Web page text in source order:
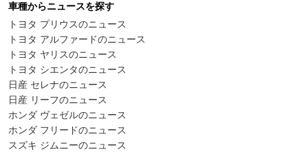
車種からニュースを探す
トヨタ プリウスのニュース
トヨタ アルファードのニュース
トヨタ ヤリスのニュース
トヨタ シエンタのニュース
日産 セレナのニュース
日産 リーフのニュース
ホンダ ヴェゼルのニュース
ホンダ フリードのニュース
スズキ ジムニーのニュース